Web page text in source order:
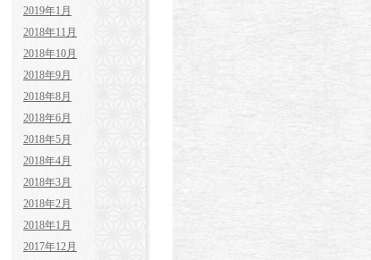
2019年1月
2018年11月
2018年10月
2018年9月
2018年8月
2018年6月
2018年5月
2018年4月
2018年3月
2018年2月
2018年1月
2017年12月